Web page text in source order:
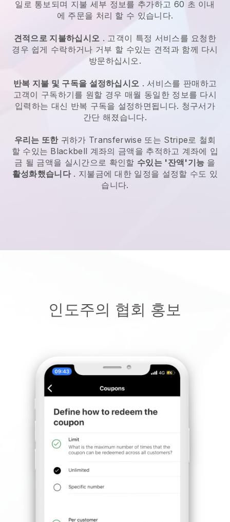
일로 통보되며 지불 세부 정보를 추가하고 60 초 이내
에 주문을 처리 할 수 있습니다.
견적으로 지불하십시오 . 고객이 특정 서비스를 요청한
경우 쉽게 수락하거나 거부 할 수있는 견적과 함께 다시
방문하십시오.
반복 지불 및 구독을 설정하십시오 . 서비스를 판매하고
고객이 구독하기를 원할 경우 매월 동일한 정보를 다시
입력하는 대신 반복 구독을 설정하면됩니다. 청구서가
간단 해졌습니다.
우리는 또한귀하가 Transferwise 또는 Stripe로 철회
할 수있는 Blackbell 계좌의 금액을 추적하고 계좌에 입
금 될 금액을 실시간으로 확인할 수있는 '잔액'기능 을
활성화했습니다. 지불금에 대한 일정을 설정할 수도 있
습니다.
인도주의 협회 홍보